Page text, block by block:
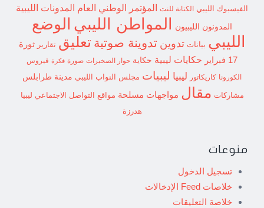
الفيسبوك الليبي الكتابة للنت المؤتمر الوطني العام المدونات الليبية
المدونون الليبيون المواطن الليبي الوضع
الليبي بيانات تدوين تدوينة صوتية تعليق تقارير
ثورة
17 فبراير
حكايات ليبية حكاية حوار الصخيرات صورة فكرة فيروس
الكورونا كاريكاتور ليبيا ليبيات مجلس النواب الليبي مدينة طرابلس
مشاركات مقال مواجهات مسلحة مواقع التواصل الاجتماعي ليبيا
هدرزة
منوعات
تسجيل الدخول
خلاصات Feed الإدخالات
خلاصة التعليقات